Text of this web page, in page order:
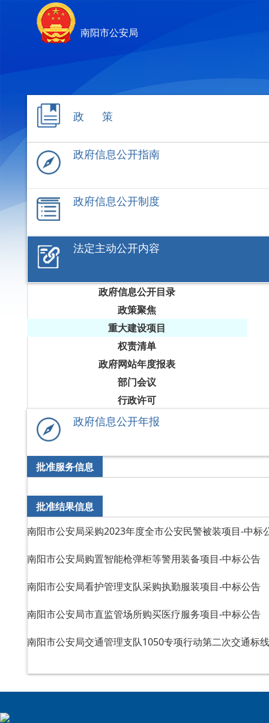
南阳市公安局
政 策
政府信息公开指南
政府信息公开制度
法定主动公开内容
政府信息公开目录
政策聚焦
重大建设项目
权责清单
政府网站年度报表
部门会议
行政许可
政府信息公开年报
批准服务信息
批准结果信息
南阳市公安局采购2023年度全市公安民警被装项目-中标
南阳市公安局购置智能枪弹柜等警用装备项目-中标公告
南阳市公安局看护管理支队采购执勤服装项目-中标公告
南阳市公安局市直监管场所购买医疗服务项目-中标公告
南阳市公安局交通管理支队1050专项行动第二次交通标